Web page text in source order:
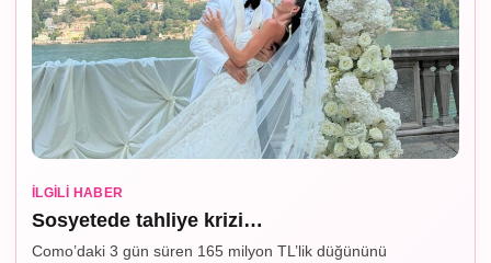
İLGILI HABER
Sosyetede tahliye krizi…
Como’daki 3 gün süren 165 milyon TL’lik düğününü